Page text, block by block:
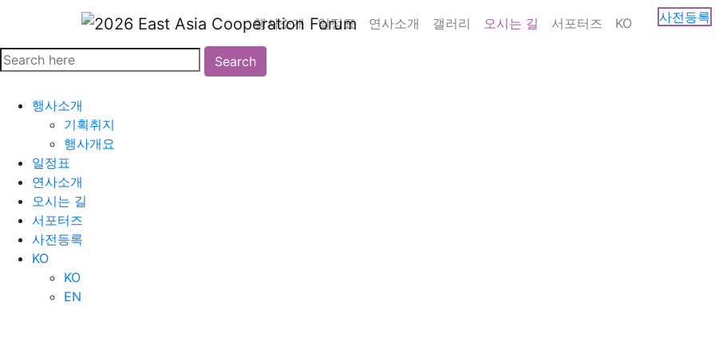
행사소개 일정표 연사소개 갤러리 오시는 길 서포터즈 KO 사전등록
Search
행사소개
기획취지
행사개요
일정표
연사소개
오시는 길
서포터즈
사전등록
KO
KO
EN